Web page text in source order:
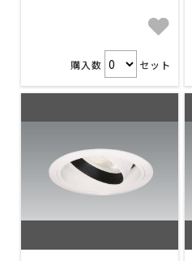
購入数 セット